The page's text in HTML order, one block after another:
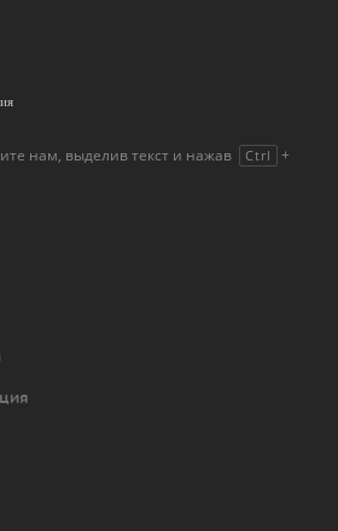
нам, выделив текст и нажав Ctrl +